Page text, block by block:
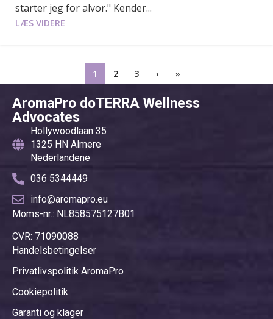
starter jeg for alvor." Kender...
LÆS VIDERE
1 2 3 › »
AromaPro doTERRA Wellness
Advocates
Hollywoodlaan 35
1325 HN Almere
Nederlandene
036 5344449
info@aromapro.eu
Moms-nr.: NL858575127B01
CVR: 71090088
Handelsbetingelser
Privatlivspolitik AromaPro
Cookiepolitik
Garanti og klager